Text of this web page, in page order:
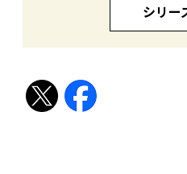
シリー